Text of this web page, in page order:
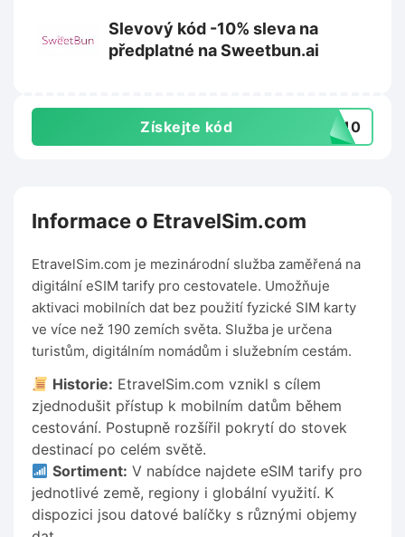
Slevový kód -10% sleva na
předplatné na Sweetbun.ai
Získejte kód ET10
Informace o EtravelSim.com
EtravelSim.com je mezinárodní služba zaměřená na
digitální eSIM tarify pro cestovatele. Umožňuje
aktivaci mobilních dat bez použití fyzické SIM karty
ve více než 190 zemích světa. Služba je určena
turistům, digitálním nomádům i služebním cestám.
Historie: EtravelSim.com vznikl s cílem
zjednodušit přístup k mobilním datům během
cestování. Postupně rozšířil pokrytí do stovek
destinací po celém světě.
Sortiment: V nabídce najdete eSIM tarify pro
jednotlivé země, regiony i globální využití. K
dispozici jsou datové balíčky s různými objemy